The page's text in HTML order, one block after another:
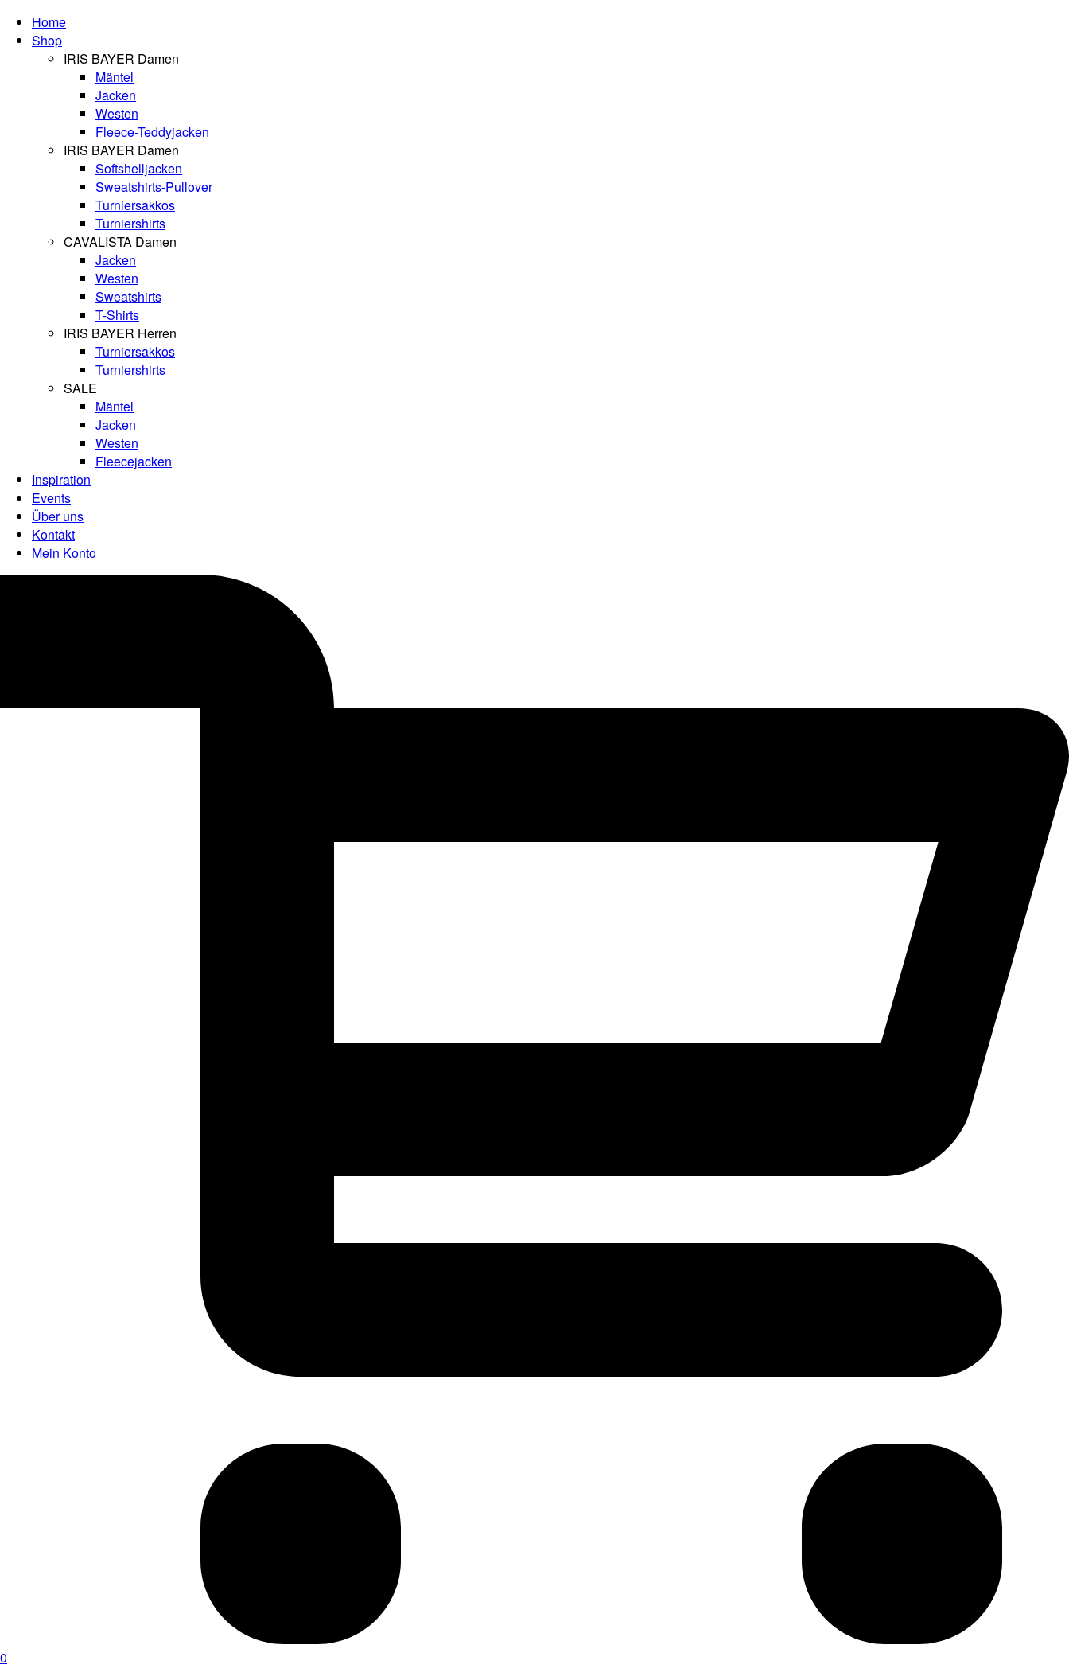
Home
Shop
IRIS BAYER Damen
Mäntel
Jacken
Westen
Fleece-Teddyjacken
IRIS BAYER Damen
Softshelljacken
Sweatshirts-Pullover
Turniersakkos
Turniershirts
CAVALISTA Damen
Jacken
Westen
Sweatshirts
T-Shirts
IRIS BAYER Herren
Turniersakkos
Turniershirts
SALE
Mäntel
Jacken
Westen
Fleecejacken
Inspiration
Events
Über uns
Kontakt
Mein Konto
0